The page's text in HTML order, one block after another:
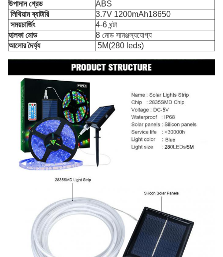
উপাদান গ্রেড
ABS
লিথিয়াম ব্যাটারি
3.7V 1200mAh18650
সময়চার্জিং
4-6 ঘন্টা
হালকা মোড
8 মোড সামঞ্জস্যযোগ্য
আলোর দৈর্ঘ্য
5M(280 leds)